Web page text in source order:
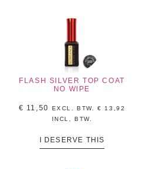
FLASH SILVER TOP COAT
NO WIPE
€ 11,50 EXCL. BTW.€
13,92
INCL, BTW.
I DESERVE THIS